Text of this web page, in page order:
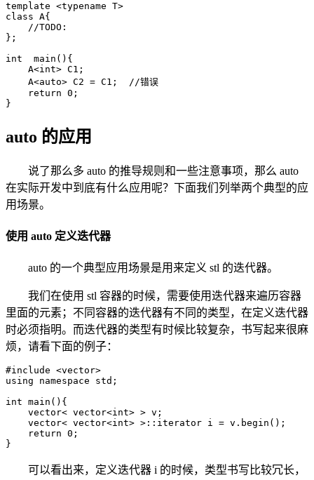
template <typename T>
class A{
    //TODO:
};
int  main(){
    A<int> C1;
    A<auto> C2 = C1;  //错误
    return 0;
}
auto 的应用
说了那么多 auto 的推导规则和一些注意事项，那么 auto
在实际开发中到底有什么应用呢？下面我们列举两个典型的应
用场景。
使用 auto 定义迭代器
auto 的一个典型应用场景是用来定义 stl 的迭代器。
我们在使用 stl 容器的时候，需要使用迭代器来遍历容器
里面的元素；不同容器的迭代器有不同的类型，在定义迭代器
时必须指明。而迭代器的类型有时候比较复杂，书写起来很麻
烦，请看下面的例子：
#include <vector>
using namespace std;
int main(){
    vector< vector<int> > v;
    vector< vector<int> >::iterator i = v.begin();
    return 0;
}
可以看出来，定义迭代器 i 的时候，类型书写比较冗长，